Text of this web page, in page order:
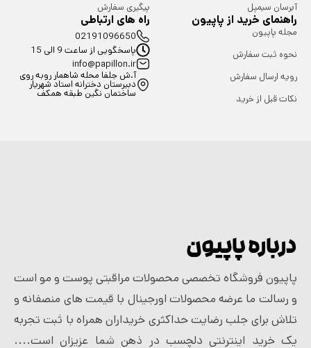
آبرسان سیمپل
پیگیری سفارش
راهنمای خرید از پاپیون
مجله پاپیون
نحوه ثبت سفارش
رویه ارسال سفارش
نکات قبل از خرید
راه های ارتباطی
02191096650
پاسخگویی از ساعت 9 الی 15
info@papillon.ir
آ.ش جلفا محله شاهمار روبه روی
دبیرستان دخترانه استاد شهریار
ساختمان نگین طبقه همکف
درباره پاپیون
پاپیون فروشگاه تخصصی محصولات مراقبتی پوست و مو است
و رسالت ما عرضه محصولات اورجینال با قیمت های منصفانه و
تلاش برای جلب رضایت حداکثری خریداران همراه با ثبت تجربه
یک خرید اینترنتی دلچسب در ذهن شما عزیزان است....